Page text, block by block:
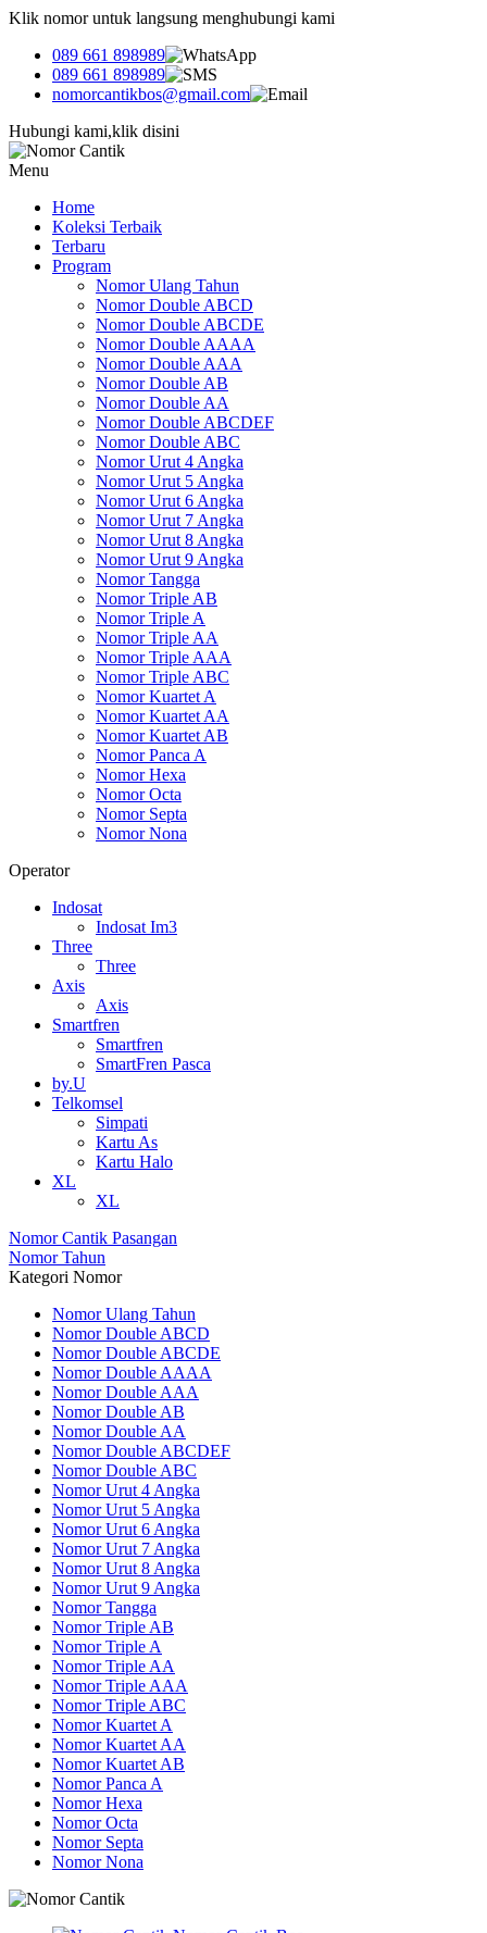
Klik nomor untuk langsung menghubungi kami
089 661 898989
089 661 898989
nomorcantikbos@gmail.com
Hubungi kami,klik disini
Menu
Home
Koleksi Terbaik
Terbaru
Program
Nomor Ulang Tahun
Nomor Double ABCD
Nomor Double ABCDE
Nomor Double AAAA
Nomor Double AAA
Nomor Double AB
Nomor Double AA
Nomor Double ABCDEF
Nomor Double ABC
Nomor Urut 4 Angka
Nomor Urut 5 Angka
Nomor Urut 6 Angka
Nomor Urut 7 Angka
Nomor Urut 8 Angka
Nomor Urut 9 Angka
Nomor Tangga
Nomor Triple AB
Nomor Triple A
Nomor Triple AA
Nomor Triple AAA
Nomor Triple ABC
Nomor Kuartet A
Nomor Kuartet AA
Nomor Kuartet AB
Nomor Panca A
Nomor Hexa
Nomor Octa
Nomor Septa
Nomor Nona
Operator
Indosat
Indosat Im3
Three
Three
Axis
Axis
Smartfren
Smartfren
SmartFren Pasca
by.U
Telkomsel
Simpati
Kartu As
Kartu Halo
XL
XL
Nomor Cantik Pasangan
Nomor Tahun
Kategori Nomor
Nomor Ulang Tahun
Nomor Double ABCD
Nomor Double ABCDE
Nomor Double AAAA
Nomor Double AAA
Nomor Double AB
Nomor Double AA
Nomor Double ABCDEF
Nomor Double ABC
Nomor Urut 4 Angka
Nomor Urut 5 Angka
Nomor Urut 6 Angka
Nomor Urut 7 Angka
Nomor Urut 8 Angka
Nomor Urut 9 Angka
Nomor Tangga
Nomor Triple AB
Nomor Triple A
Nomor Triple AA
Nomor Triple AAA
Nomor Triple ABC
Nomor Kuartet A
Nomor Kuartet AA
Nomor Kuartet AB
Nomor Panca A
Nomor Hexa
Nomor Octa
Nomor Septa
Nomor Nona